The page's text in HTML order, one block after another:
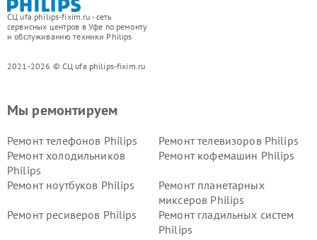
СЦ ufa.philips-fixim.ru - сеть
сервисных центров в Уфе по ремонту
и обслуживанию техники Philips
2021-2026 © СЦ ufa.philips-fixim.ru
Мы ремонтируем
Ремонт телефонов Philips
Ремонт телевизоров Philips
Ремонт холодильников
Philips
Ремонт кофемашин Philips
Ремонт ноутбуков Philips
Ремонт планетарных
миксеров Philips
Ремонт ресиверов Philips
Ремонт гладильных систем
Philips